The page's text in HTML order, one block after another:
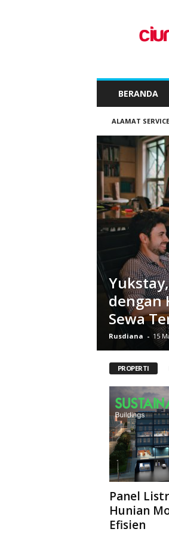
BERANDA
ALAMAT
dengan
Sewa
Rusdiana - 15
PROPERTI
Panel
Hunian
Efisien